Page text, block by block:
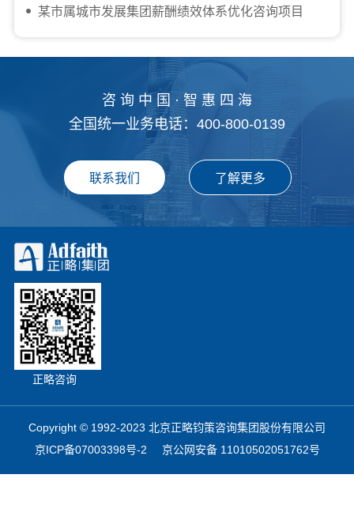
某市属城市发展集团薪酬绩效体系优化咨询项目
咨 询 中 国 · 智 惠 四 海
全国统一业务电话：400-800-0139
正略咨询
Copyright © 1992-2023 北京正略钧策咨询集团股份有限公司
京ICP备07003398号-2
京公网安备 11010502051762号